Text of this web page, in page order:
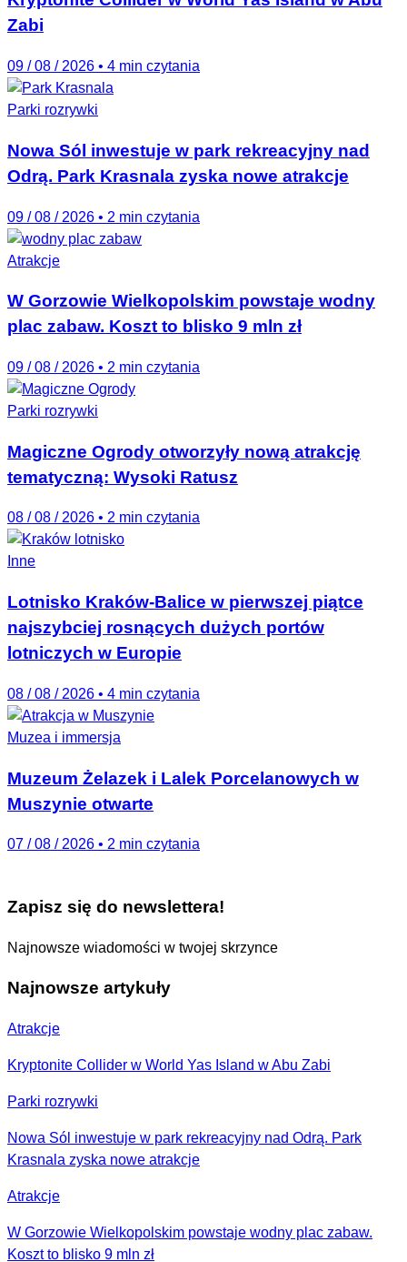
Zabi
09 / 08 / 2026 • 4 min czytania
Parki rozrywki
Nowa Sól inwestuje w park rekreacyjny nad
Odrą. Park Krasnala zyska nowe atrakcje
09 / 08 / 2026 • 2 min czytania
Atrakcje
W Gorzowie Wielkopolskim powstaje wodny
plac zabaw. Koszt to blisko 9 mln zł
09 / 08 / 2026 • 2 min czytania
Parki rozrywki
Magiczne Ogrody otworzyły nową atrakcję
tematyczną: Wysoki Ratusz
08 / 08 / 2026 • 2 min czytania
Inne
Lotnisko Kraków-Balice w pierwszej piątce
najszybciej rosnących dużych portów
lotniczych w Europie
08 / 08 / 2026 • 4 min czytania
Muzea i immersja
Muzeum Żelazek i Lalek Porcelanowych w
Muszynie otwarte
07 / 08 / 2026 • 2 min czytania
Zapisz się do newslettera!
Najnowsze wiadomości w twojej skrzynce
Najnowsze artykuły
Atrakcje
Kryptonite Collider w World Yas Island w Abu Zabi
Parki rozrywki
Nowa Sól inwestuje w park rekreacyjny nad Odrą. Park
Krasnala zyska nowe atrakcje
Atrakcje
W Gorzowie Wielkopolskim powstaje wodny plac zabaw.
Koszt to blisko 9 mln zł